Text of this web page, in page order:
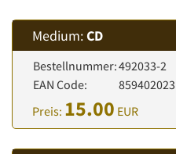
Medium:CD
Bestellnummer:492033-2
EAN Code:
Preis: 15.00 EUR